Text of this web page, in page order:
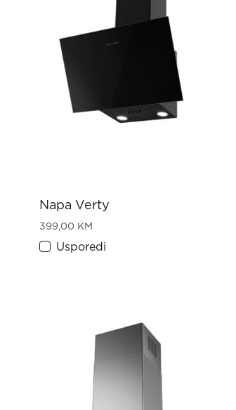
Napa Verty
399,00 KM
Usporedi